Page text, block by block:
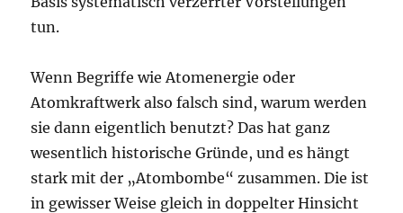
tun.
Wenn Begriffe wie Atomenergie oder
Atomkraftwerk also falsch sind, warum werden
sie dann eigentlich benutzt? Das hat ganz
wesentlich historische Gründe, und es hängt
stark mit der „Atombombe“ zusammen. Die ist
in gewisser Weise gleich in doppelter Hinsicht